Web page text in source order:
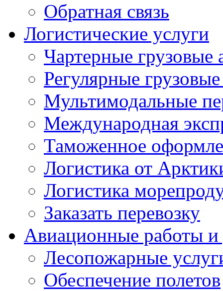
Обратная связь
Логистические услуги
Чартерные грузовые
Регулярные
Мультимодальные
Международная
Таможенное
Логистика от
Логистика
Заказать перевозку
Авиационные работы и
Лесопожарные
Обеспечение полетов